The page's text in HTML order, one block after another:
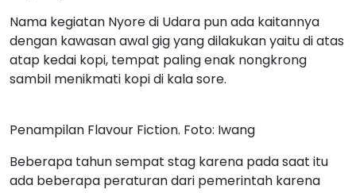
Nama kegiatan Nyore di Udara pun ada kaitannya
dengan kawasan awal gig yang dilakukan yaitu di atas
atap kedai kopi, tempat paling enak nongkrong
sambil menikmati kopi di kala sore.
Penampilan Flavour Fiction. Foto: Iwang
Beberapa tahun sempat stag karena pada saat itu
ada beberapa peraturan dari pemerintah karena